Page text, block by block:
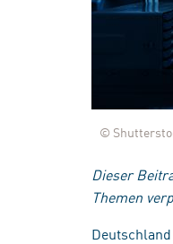
©
Dieser
Themen